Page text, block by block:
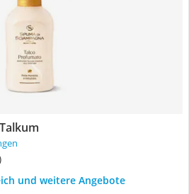
und weitere Angebote